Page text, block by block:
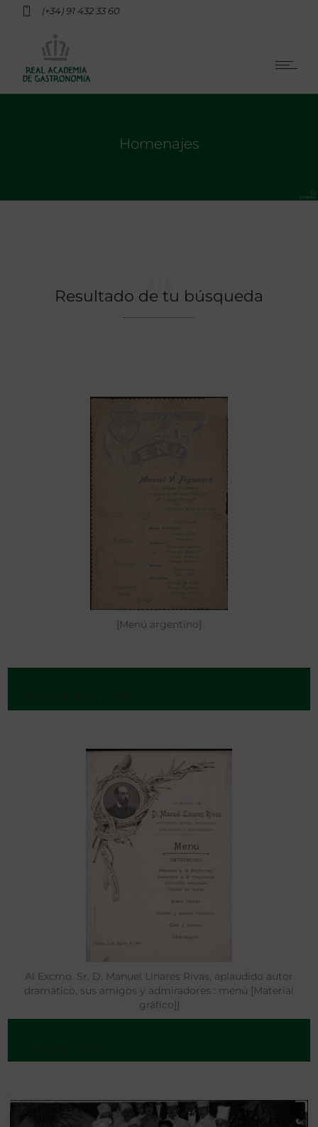
(+34) 91 432 33 60
Homenajes
Resultado de tu búsqueda
[Menú argentino]
Al Excmo. Sr. D. Manuel Linares Rivas, aplaudido autor
dramático, sus amigos y admiradores : menú [Material
gráfico]]